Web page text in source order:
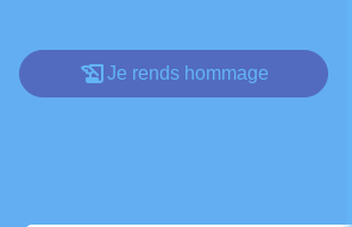
Je rends hommage